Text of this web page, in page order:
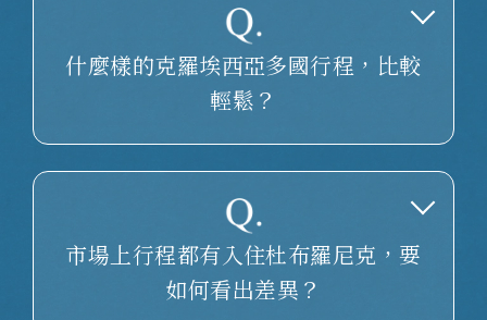
什麼樣的克羅埃西亞多國行程，比較
輕鬆？
市場上行程都有入住杜布羅尼克，要
如何看出差異？